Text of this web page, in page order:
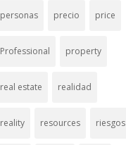
personas precio price
Professional property
real estate realidad
reality resources riesgos